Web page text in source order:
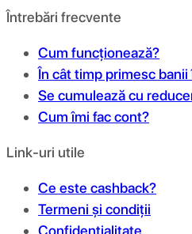
Întrebări frecvente
Cum funcționează?
În cât timp primesc banii
Se cumulează cu
Cum îmi fac cont?
Link-uri utile
Ce este cashback?
Termeni și condiții
Confidențialitate